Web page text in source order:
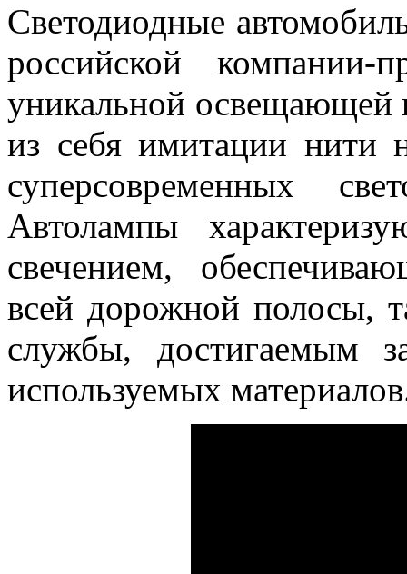
Светодиодные
российской компании-
уникальной освещающей
из себя имитации нити
суперсовременных
Автолампы
свечением,
всей дорожной полосы,
службы, достигаемым
используемых